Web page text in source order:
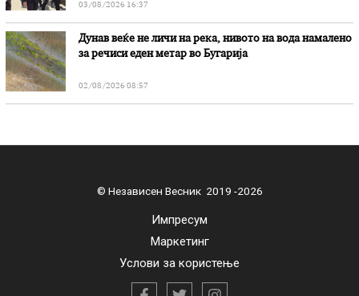
03/08/2026 16:37
Дунав веќе не личи на река, нивото на вода намалено
за речиси еден метар во Бугарија
02/08/2026 08:57
© Независен Весник 2019 -2026
Импресум
Маркетинг
Услови за користење